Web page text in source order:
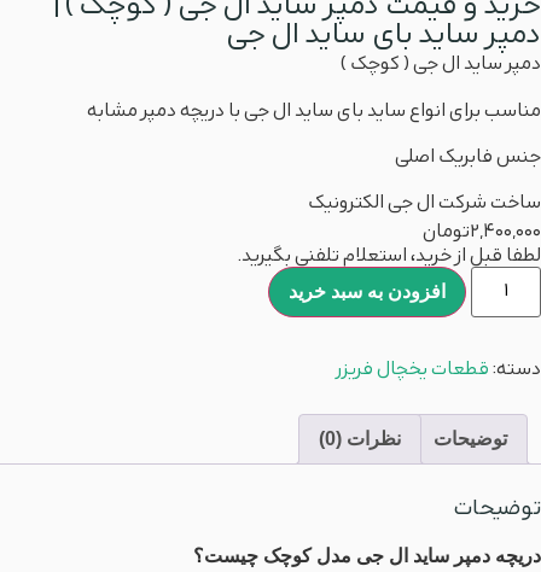
دمپر ساید بای ساید ال جی
دمپر ساید ال جی ( کوچک )
مناسب برای انواع ساید بای ساید ال جی با دریچه دمپر مشابه
جنس فابریک اصلی
ساخت شرکت ال جی الکترونیک
2,400,000تومان
لطفا قبل از خرید، استعلام تلفنی بگیرید.
افزودن به سبد خرید
دسته:قطعات یخچال فریزر
توضیحات نظرات (0)
توضیحات
دریچه دمپر ساید ال جی مدل کوچک چیست؟